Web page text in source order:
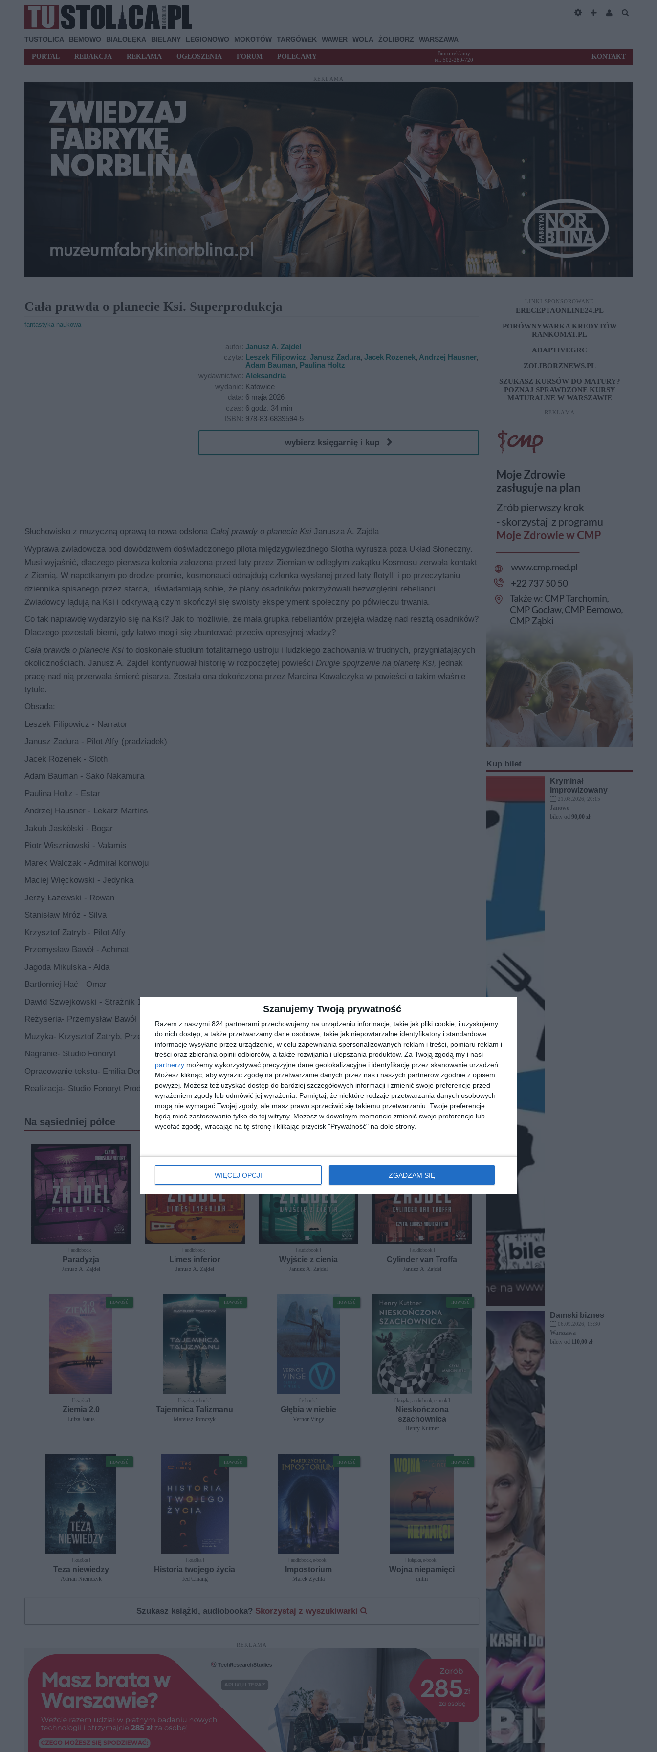
Szanujemy Twoją prywatność
Razem z naszymi 824 partnerami przechowujemy na urządzeniu informacje, takie jak pliki cookie, i uzyskujemy
do nich dostęp, a także przetwarzamy dane osobowe, takie jak niepowtarzalne identyfikatory i standardowe
informacje wysyłane przez urządzenie, w celu zapewniania spersonalizowanych reklam i treści, pomiaru reklam i
treści oraz zbierania opinii odbiorców, a także rozwijania i ulepszania produktów. Za Twoją zgodą my i nasi
partnerzy możemy wykorzystywać precyzyjne dane geolokalizacyjne i identyfikację przez skanowanie urządzeń.
Możesz kliknąć, aby wyrazić zgodę na przetwarzanie danych przez nas i naszych partnerów zgodnie z opisem
powyżej. Możesz też uzyskać dostęp do bardziej szczegółowych informacji i zmienić swoje preferencje przed
wyrażeniem zgody lub odmówić jej wyrażenia.
Pamiętaj, że niektóre rodzaje przetwarzania danych osobowych
mogą nie wymagać Twojej zgody, ale masz prawo sprzeciwić się takiemu przetwarzaniu. Twoje preferencje
będą mieć zastosowanie tylko do tej witryny. Możesz w dowolnym momencie zmienić swoje preferencje lub
wycofać zgodę, wracając na tę stronę i klikając przycisk "Prywatność" na dole strony.
WIĘCEJ OPCJI ZGADZAM SIĘ
TUSTOLICA BEMOWO BIAŁOŁĘKA BIELANY LEGIONOWO MOKOTÓW TARGÓWEK WAWER WOLA ŻOLIBORZ WARSZAWA
PORTAL REDAKCJA REKLAMA OGŁOSZENIA FORUM POLECAMY
Biuro reklamy
tel. 502-280-720
KONTAKT
REKLAMA
Cała prawda o planecie Ksi. Superprodukcja
fantastyka naukowa
autor: Janusz A. Zajdel
czyta: Leszek Filipowicz, Janusz Zadura, Jacek Rozenek, Andrzej Hausner,
Adam Bauman, Paulina Holtz
wydawnictwo: Aleksandria
wydanie: Katowice
data: 6 maja 2026
czas: 6 godz. 34 min
ISBN: 978-83-6839594-5
wybierz księgarnię i kup
Słuchowisko z muzyczną oprawą to nowa odsłona Całej prawdy o planecie Ksi Janusza A. Zajdla
Wyprawa zwiadowcza pod dowództwem doświadczonego pilota międzygwiezdnego Slotha wyrusza poza Układ Słoneczny.
Musi wyjaśnić, dlaczego pierwsza kolonia założona przed laty przez Ziemian w odległym zakątku Kosmosu zerwała kontakt
z Ziemią. W napotkanym po drodze promie, kosmonauci odnajdują członka wysłanej przed laty flotylli i po przeczytaniu
dziennika spisanego przez starca, uświadamiają sobie, że plany osadników pokrzyżowali bezwzględni rebelianci.
Zwiadowcy lądują na Ksi i odkrywają czym skończył się swoisty eksperyment społeczny po półwieczu trwania.
Co tak naprawdę wydarzyło się na Ksi? Jak to możliwie, że mała grupka rebeliantów przejęła władzę nad resztą osadników?
Dlaczego pozostali bierni, gdy łatwo mogli się zbuntować przeciw opresyjnej władzy?
Cała prawda o planecie Ksito doskonałe studium totalitarnego ustroju i ludzkiego zachowania w trudnych, przygniatających
okolicznościach. Janusz A. Zajdel kontynuował historię w rozpoczętej powieści Drugie spojrzenie na planetę Ksi, jednak
pracę nad nią przerwała śmierć pisarza. Została ona dokończona przez Marcina Kowalczyka w powieści o takim właśnie
tytule.
Obsada:
Leszek Filipowicz - Narrator
Janusz Zadura - Pilot Alfy (pradziadek)
Jacek Rozenek - Sloth
Adam Bauman - Sako Nakamura
Paulina Holtz - Estar
Andrzej Hausner - Lekarz Martins
Jakub Jaskólski - Bogar
Piotr Wiszniowski - Valamis
Marek Walczak - Admirał konwoju
Maciej Więckowski - Jedynka
Jerzy Łazewski - Rowan
Stanisław Mróz - Silva
Krzysztof Zatryb - Pilot Alfy
Przemysław Bawół - Achmat
Jagoda Mikulska - Alda
Bartłomiej Hać - Omar
Dawid Szwejkowski - Strażnik 1
Reżyseria- Przemysław Bawół
Muzyka- Krzysztof Zatryb, Przemysław Bawół
Nagranie- Studio Fonoryt
Opracowanie tekstu- Emilia Domańska
Realizacja- Studio Fonoryt Produkcja- Wydawnictwo Aleksandria
Na sąsiedniej półce
[ audiobook ]
Paradyzja
Janusz A. Zajdel
[ audiobook ]
Limes inferior
Janusz A. Zajdel
[ audiobook ]
Wyjście z cienia
Janusz A. Zajdel
[ audiobook ]
Cylinder van Troffa
Janusz A. Zajdel
nowość
[ książka ]
Ziemia 2.0
Luiza Janus
nowość
[ książka, e-book ]
Tajemnica Talizmanu
Mateusz Tomczyk
nowość
[ e-book ]
Głębia w niebie
Vernor Vinge
nowość
[ książka, audiobook, e-book ]
Nieskończona
szachownica
Henry Kuttner
nowość
[ książka ]
Teza niewiedzy
Adrian Niemczyk
nowość
[ książka ]
Historia twojego życia
Ted Chiang
nowość
[ audiobook, e-book ]
Impostorium
Marek Zychla
nowość
[ książka, e-book ]
Wojna niepamięci
qntm
Szukasz książki, audiobooka? Skorzystaj z wyszukiwarki
REKLAMA
LINKI SPONSOROWANE
ERECEPTAONLINE24.PL
PORÓWNYWARKA KREDYTÓW
RANKOMAT.PL
ADAPTIVEGRC
ZOLIBORZNEWS.PL
SZUKASZ KURSÓW DO MATURY?
POZNAJ SPRAWDZONE KURSY
MATURALNE W WARSZAWIE
REKLAMA
Kup bilet
Kryminał
Improwizowany
21.08.2026, 20:15
Janowo
bilety od 90,00 zł
Damski biznes
06.09.2026, 15:30
Warszawa
bilety od 110,00 zł